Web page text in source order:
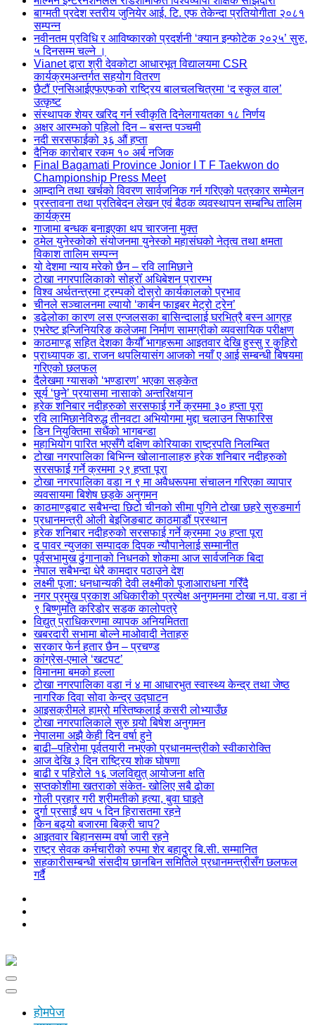
बाग्मती प्रदेश स्तरीय जुनियेर आई. टि. एफ तेकेन्दा प्रतियोगीता २०८१
सम्पन्न
नवीनतम प्रविधि र आविष्कारको प्रदर्शनी ‘क्यान इन्फोटेक २०२५’ सुरु,
५ दिनसम्म चल्ने ।
Vianet द्वारा श्री देवकोटा आधारभूत विद्यालयमा CSR
कार्यक्रमअन्तर्गत सहयोग वितरण
छैटौं एनसिआईएफएफको राष्ट्रिय बालचलचित्रमा ‘द स्कुल वाल’
उत्कृष्ट
संस्थापक शेयर खरिद गर्न स्वीकृति दिनेलगायतका १८ निर्णय
अक्षर आरम्भको पहिलो दिन – बसन्त पञ्चमी
नदी सरसफाईको ३६ औं हप्ता
दैनिक कारोबार रकम १० अर्ब नजिक
Final Bagamati Province Jonior I T F Taekwon do
Championship Press Meet
आम्दानि तथा खर्चको विवरण सार्वजनिक गर्न गरिएको पत्रकार सम्मेलन
प्रस्तावना तथा प्रतिबेदन लेखन एवं बैठक व्यवस्थापन सम्बन्धि तालिम
कार्यक्रम
गाजामा बन्धक बनाइएका थप चारजना मुक्त
ठमेल युनेस्कोको संयोजनमा युनेस्को महासंघको नेतृत्व तथा क्षमता
विकाश तालिम सम्पन्न
यो देशमा न्याय मरेको छैन – रवि लामिछाने
टोखा नगरपालिकाको सोह्रोँ अधिबेशन प्रारम्भ
विश्व अर्थतन्त्रमा ट्रम्पको दोस्रो कार्यकालको प्रभाव
चीनले सञ्चालनमा ल्यायो ‘कार्बन फाइबर मेट्रो ट्रेन’
डढेलोका कारण लस एन्जलसका बासिन्दालाई घरभित्रै बस्न आग्रह
एभरेष्ट इन्जिनियरिङ कलेजमा निर्माण सामग्रीको व्यवसायिक परीक्षण
काठमाण्डू सहित देशका कैयौँ भागहरूमा आइतवार देखि हुस्सु र कुहिरो
प्राध्यापक डा. राजन थपलियासंग आजको नयाँ ए आई सम्बन्धी बिषयमा
गरिएको छलफल
दैलेखमा ग्यासको ‘भण्डारण’ भएका सङ्केत
सूर्य ‘छुने’ प्रयासमा नासाको अन्तरिक्षयान
हरेक शनिबार नदीहरुको सरसफाई गर्ने क्रममा ३० हप्ता पूरा
रवि लामिछानेविरुद्ध तीनवटा अभियोगमा मुद्दा चलाउन सिफारिस
डिन नियुक्तिमा सधैंको भागबन्डा
महाभियोग पारित भएसँगै दक्षिण कोरियाका राष्ट्रपति निलम्बित
टोखा नगरपालिका बिभिन्न खोलानालाहरु हरेक शनिबार नदीहरुको
सरसफाई गर्ने क्रममा २९ हप्ता पूरा
टोखा नगरपालिका वडा न ९ मा अवैधरूपमा संचालन गरिएका व्यापार
व्यवसायमा बिशेष छड्के अनुगमन
काठमाण्डूबाट सबैभन्दा छिटो चीनको सीमा पुगिने टोखा छहरे सुरुङमार्ग
प्रधानमन्त्री ओली बेइजिङबाट काठमाडौं प्रस्थान
हरेक शनिबार नदीहरुको सरसफाई गर्ने क्रममा २७ हप्ता पूरा
द पावर न्युजका सम्पादक दिपक न्यौपानेलाई सम्मानीत
पूर्वसभामुख ढुंगानाको निधनको शोकमा आज सार्वजनिक बिदा
नेपाल सबैभन्दा धेरै कामदार पठाउने देश
लक्ष्मी पूजा: धनधान्यकी देवी लक्ष्मीको पूजाआराधना गरिँदै
नगर प्रमुख प्रकाश अधिकारीको प्रत्येक्ष अनुगमनमा टोखा न.पा. वडा नं
९ बिष्णुमति करिडोर सडक कालोपत्रे
विद्युत् प्राधिकरणमा व्यापक अनियमितता
खबरदारी सभामा बोल्ने माओवादी नेताहरु
सरकार फेर्न हतार छैन – प्रचण्ड
कांग्रेस-एमाले ‘खटपट’
विमानमा बमको हल्ला
टोखा नगरपालिका वडा नं ४ मा आधारभुत स्वास्थ्य केन्द्र तथा जेष्ठ
नागरिक दिवा सोवा केन्द्र उद्घाटन
आइसक्रीमले हाम्रो मस्तिष्कलाई कसरी लोभ्याउँछ
टोखा नगरपालिकाले सुरु गर्‍यो बिषेश अनुगमन
नेपालमा अझै केही दिन वर्षा हुने
बाढी–पहिरोमा पूर्वतयारी नभएको प्रधानमन्त्रीको स्वीकारोक्ति
आज देखि ३ दिन राष्ट्रिय शोक घोषणा
बाढी र पहिरोले १६ जलविद्युत् आयोजना क्षति
सप्तकोशीमा खतराको संकेत- खोलिए सबै ढोका
गोली प्रहार गरी श्रीमतीको हत्या, बुवा घाइते
दुर्गा प्रसाईं थप ५ दिन हिरासतमा रहने
किन बढ्यो बजारमा बिक्री चाप?
आइतवार बिहानसम्म वर्षा जारी रहने
राष्ट्र सेवक कर्मचारीको रुपमा शेर बहादुर बि.सी. सम्मानित
सहकारीसम्बन्धी संसदीय छानबिन समितिले प्रधानमन्त्रीसँग छलफल
गर्दै
होमपेज